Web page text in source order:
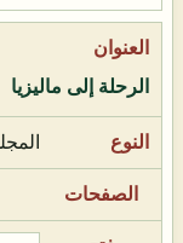
الرحلة إلى ماليزيا